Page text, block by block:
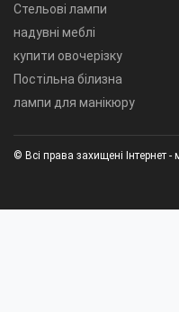
Стельові лампи
надувні меблі
купити овочерізку
Постільна білизна
лампи для манікюру
© Всі права захищені Інтернет